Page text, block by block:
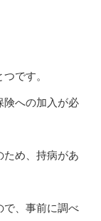
です。
険への加入が必
ため、持病があ
で、事前に調べ